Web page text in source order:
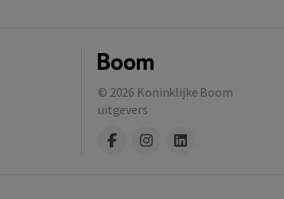
© 2026 Koninklijke Boom
uitgevers